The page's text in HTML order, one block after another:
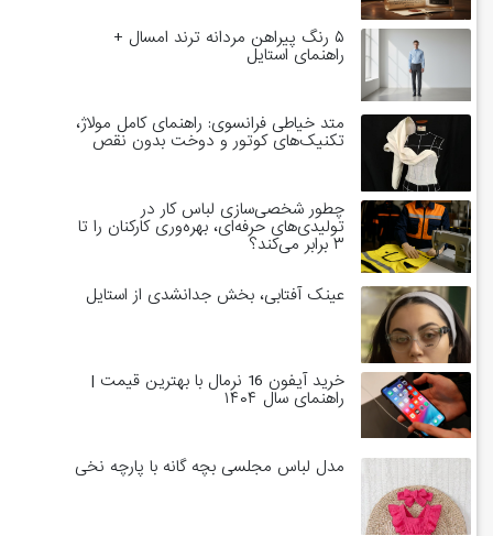
۵ رنگ پیراهن مردانه ترند امسال +
راهنمای استایل
متد خیاطی فرانسوی: راهنمای کامل مولاژ،
تکنیک‌های کوتور و دوخت بدون نقص
چطور شخصی‌سازی لباس کار در
تولیدی‌های حرفه‌ای، بهره‌وری کارکنان را تا
۳ برابر می‌کند؟
عینک آفتابی، بخش جدانشدی از استایل
خرید آیفون 16 نرمال با بهترین قیمت |
راهنمای سال ۱۴۰۴
مدل لباس مجلسی بچه گانه با پارچه نخی